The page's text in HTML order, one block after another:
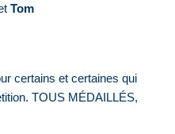
Tom
certains et certaines qui
TOUS MÉDAILLÉS,